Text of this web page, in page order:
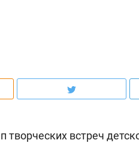
творческих встреч